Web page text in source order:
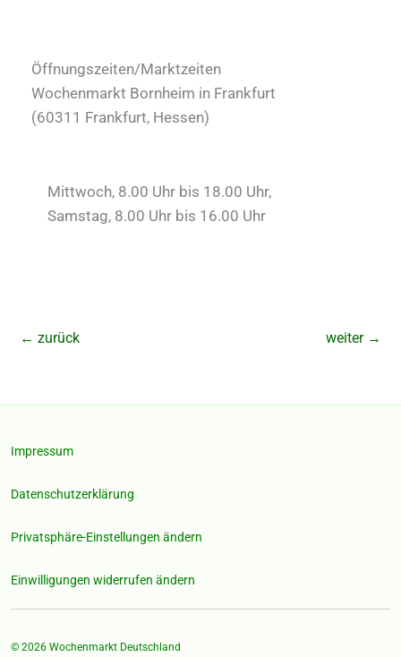
Öffnungszeiten/Marktzeiten
Wochenmarkt Bornheim in Frankfurt
(60311 Frankfurt, Hessen)
Mittwoch, 8.00 Uhr bis 18.00 Uhr,
Samstag, 8.00 Uhr bis 16.00 Uhr
← zurück weiter →
Impressum
Datenschutzerklärung
Privatsphäre-Einstellungen ändern
Einwilligungen widerrufen ändern
© 2026 Wochenmarkt Deutschland